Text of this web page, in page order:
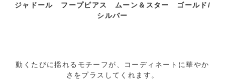
ジャドール フープピアス ムーン＆スター ゴールド/
シルバー
動くたびに揺れるモチーフが、
コーディネートに華やか
さをプラスしてくれます。